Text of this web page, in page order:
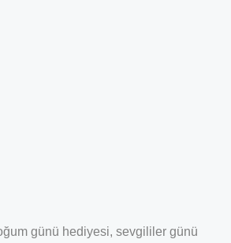
günü hediyesi, sevgililer günü